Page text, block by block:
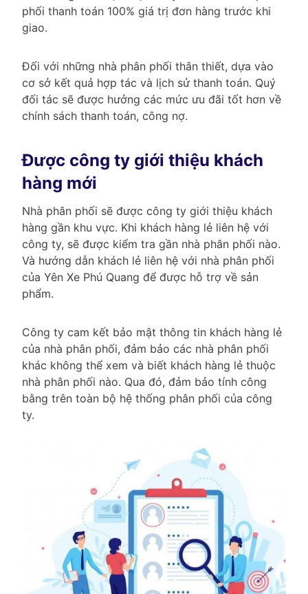
phối thanh toán 100% giá trị đơn hàng trước khi
giao.
Đối với những nhà phân phối thân thiết, dựa vào
cơ sở kết quả hợp tác và lịch sử thanh toán. Quý
đối tác sẽ được hưởng các mức ưu đãi tốt hơn về
chính sách thanh toán, công nợ.
Được công ty giới thiệu khách
hàng mới
Nhà phân phối sẽ được công ty giới thiệu khách
hàng gần khu vực. Khi khách hàng lẻ liên hệ với
công ty, sẽ được kiểm tra gần nhà phân phối nào.
Và hướng dẫn khách lẻ liên hệ với nhà phân phối
của Yên Xe Phú Quang để được hỗ trợ về sản
phẩm.
Công ty cam kết bảo mật thông tin khách hàng lẻ
của nhà phân phối, đảm bảo các nhà phân phối
khác không thể xem và biết khách hàng lẻ thuộc
nhà phân phối nào. Qua đó, đảm bảo tính công
bằng trên toàn bộ hệ thống phân phối của công
ty.